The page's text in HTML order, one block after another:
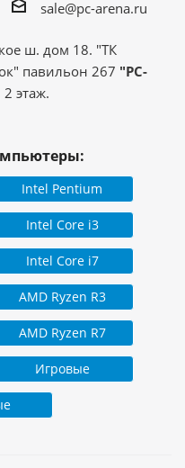
sale@pc-arena.ru
ш. дом 18. "ТК
павильон 267 "PC-
2 этаж.
Intel Pentium
Intel Core i3
Intel Core i7
AMD Ryzen R3
AMD Ryzen R7
Игровые